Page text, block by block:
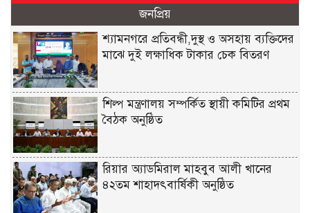
জনপ্রিয়
শ্যামনগরে প্রতিবন্ধী,দুস্থ ও অসহায় ব্যক্তিদের
মাঝে দুই লক্ষাধিক টাকার চেক বিতরণ
শিল্প মন্ত্রণালয় সম্পর্কিত স্থায়ী কমিটির প্রথম
বৈঠক অনুষ্ঠিত
রিয়ার অ্যাডমিরাল মাহবুব আলী খানের
৪২তম শাহাদৎবার্ষিকী অনুষ্ঠিত